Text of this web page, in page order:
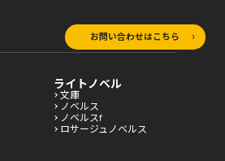
お問い合わせはこちら
ライトノベル
文庫
ノベルス
ノベルスf
ロサージュノベルス